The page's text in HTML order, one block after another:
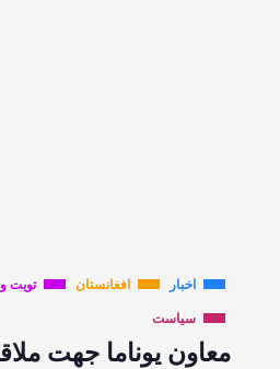
اخبار افغانستان تویت و
سیاست
معاون یوناما جهت